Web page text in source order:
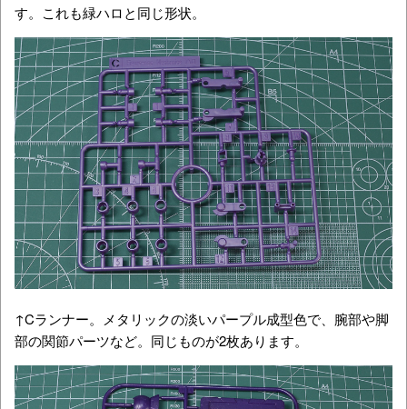
す。これも緑ハロと同じ形状。
↑Cランナー。メタリックの淡いパープル成型色で、腕部や脚
部の関節パーツなど。同じものが2枚あります。